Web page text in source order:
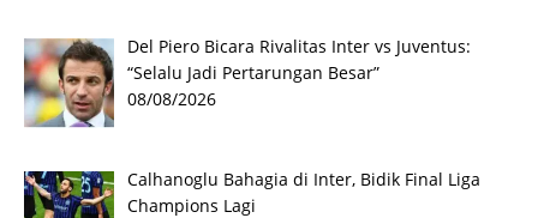
Del Piero Bicara Rivalitas Inter vs Juventus:
“Selalu Jadi Pertarungan Besar”
08/08/2026
Calhanoglu Bahagia di Inter, Bidik Final Liga
Champions Lagi